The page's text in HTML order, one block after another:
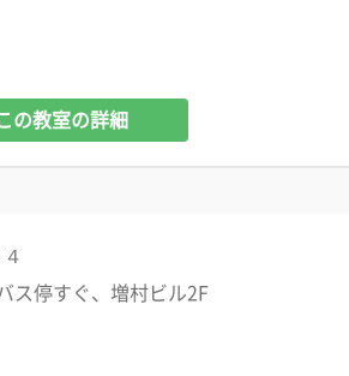
の教室の詳細
ス停すぐ、増村ビル2F